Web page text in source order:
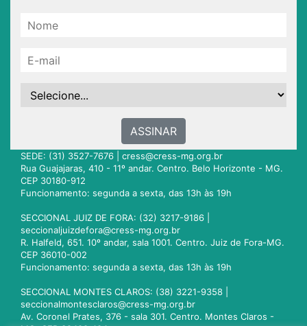
ASSINAR
SEDE: (31) 3527-7676 | cress@cress-mg.org.br
Rua Guajajaras, 410 - 11º andar. Centro. Belo Horizonte - MG.
CEP 30180-912
Funcionamento: segunda a sexta, das 13h às 19h
SECCIONAL JUIZ DE FORA: (32) 3217-9186 |
seccionaljuizdefora@cress-mg.org.br
R. Halfeld, 651. 10º andar, sala 1001. Centro. Juiz de Fora-MG.
CEP 36010-002
Funcionamento: segunda a sexta, das 13h às 19h
SECCIONAL MONTES CLAROS: (38) 3221-9358 |
seccionalmontesclaros@cress-mg.org.br
Av. Coronel Prates, 376 - sala 301. Centro. Montes Claros -